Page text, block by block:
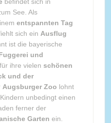
See. Als
entspannten Tag
sich ein Ausflug
ist die bayerische
und
ihre vielen schönen
und der
Augsburger Zoo lohnt
unbedingt einen
ferner der
Garten ein.